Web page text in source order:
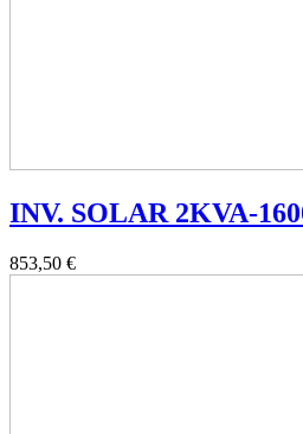
INV. SOLAR 2KVA-
853,50 €